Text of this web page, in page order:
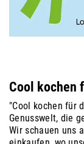
Cool kochen
"Cool kochen für
Genusswelt, die
Wir schauen uns